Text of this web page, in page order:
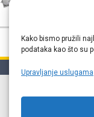
Kako bismo pružili
podataka kao što su
Upravljanje uslugama
Online